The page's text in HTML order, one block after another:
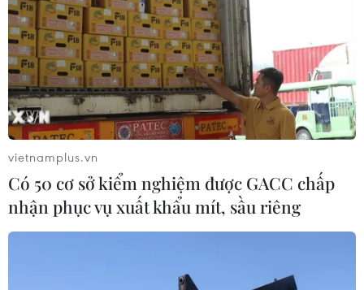
vietnamplus.vn
Có 50 cơ sở kiểm nghiệm được GACC chấp
nhận phục vụ xuất khẩu mít, sầu riêng